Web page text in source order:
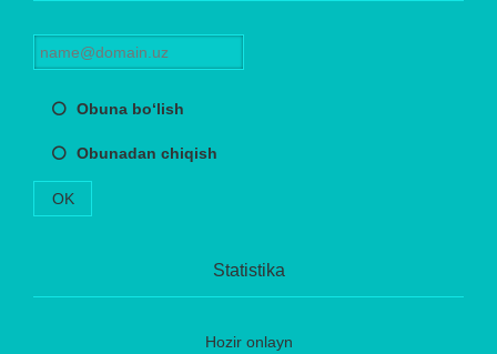
Obuna bo‘lish
Obunadan chiqish
OK
Statistika
Hozir onlayn